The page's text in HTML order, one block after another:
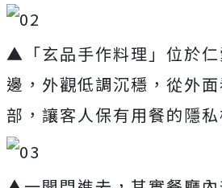
▲「玄品手作料理」位於
邊，外觀低調沉穩，從外
部，讓客人保有用餐的隱